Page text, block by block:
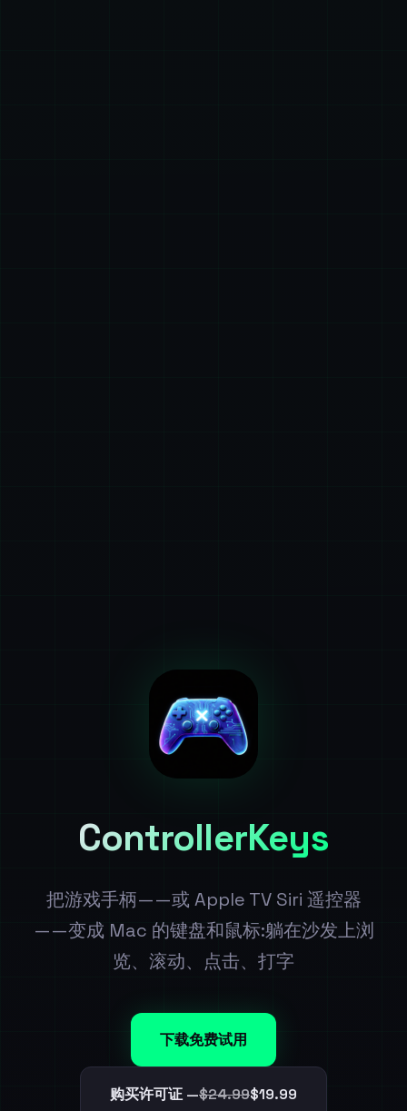
ControllerKeys
把游戏手柄——或 Apple TV Siri 遥控器
——变成 Mac 的键盘和鼠标:躺在沙发上浏
览、滚动、点击、打字
下载免费试用
购买许可证 —$24.99$19.99